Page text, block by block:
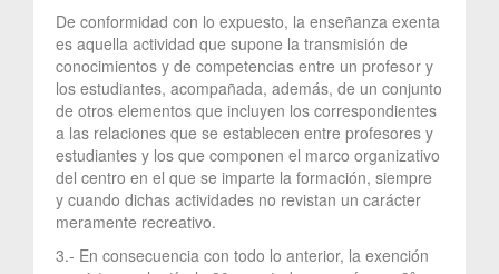
De conformidad con lo expuesto, la enseñanza exenta
es aquella actividad que supone la transmisión de
conocimientos y de competencias entre un profesor y
los estudiantes, acompañada, además, de un conjunto
de otros elementos que incluyen los correspondientes
a las relaciones que se establecen entre profesores y
estudiantes y los que componen el marco organizativo
del centro en el que se imparte la formación, siempre
y cuando dichas actividades no revistan un carácter
meramente recreativo.
3.- En consecuencia con todo lo anterior, la exención